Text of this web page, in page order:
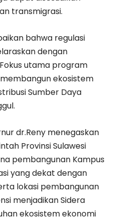
transmigrasi.
bahwa regulasi
dengan
utama program
ekosistem
Sumber Daya
dr.Reny menegaskan
Provinsi Sulawesi
pembangunan Kampus
yang dekat dengan
lokasi pembangunan
menjadikan Sidera
ekosistem ekonomi